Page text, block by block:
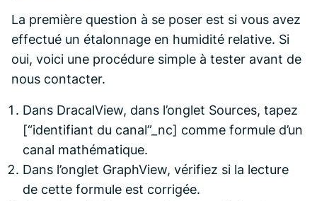
La première question à se poser est si vous avez
effectué un étalonnage en humidité relative. Si
oui, voici une procédure simple à tester avant de
nous contacter.
Dans DracalView, dans l’onglet Sources, tapez
[“identifiant du canal”_nc] comme formule d’un
canal mathématique.
Dans l’onglet GraphView, vérifiez si la lecture
de cette formule est corrigée.